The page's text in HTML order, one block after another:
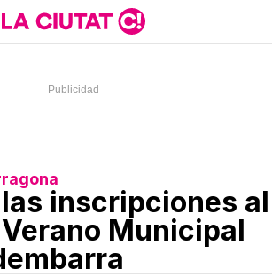
inscripciones al
Municipal